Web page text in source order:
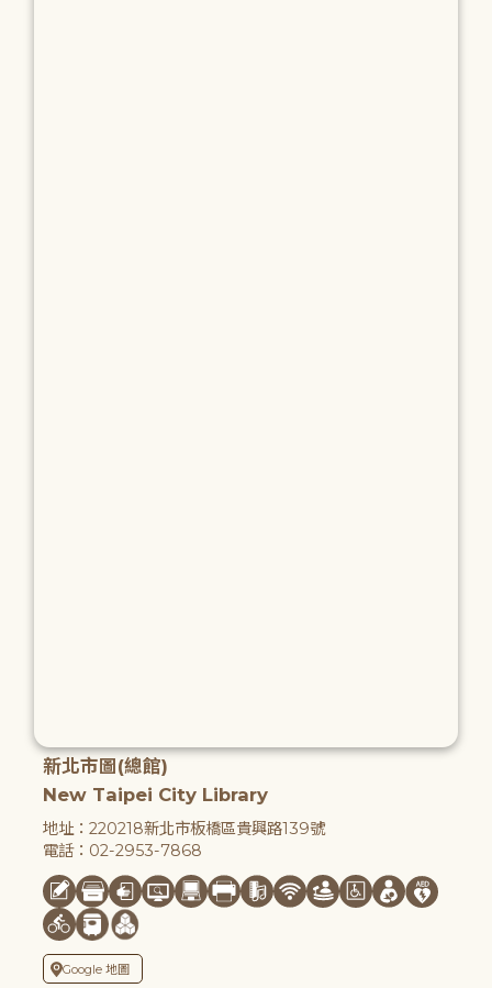
新北市圖(總館)
New Taipei City Library
地址：220218新北市板橋區貴興路139號
電話：02-2953-7868
Google 地圖